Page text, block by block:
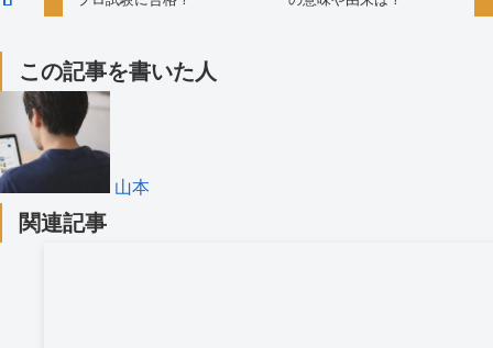
この記事を書いた人
山本
関連記事